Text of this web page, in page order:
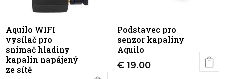
Aquilo WIFI
vysílač pro
snímač hladiny
kapalin napájený
ze sítě
Podstavec pro
senzor kapaliny
Aquilo
€19.00